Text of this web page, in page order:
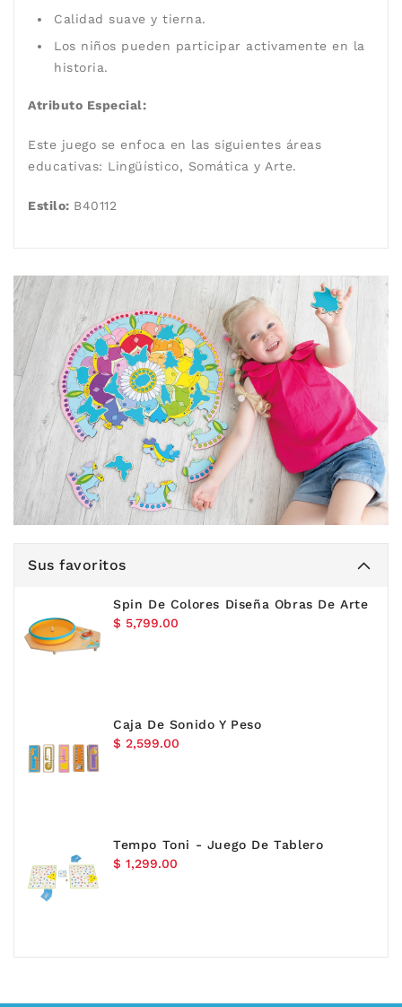
Sus favoritos
Spin De Colores Diseña Obras De Arte
Precio
$ 5,799.00
Caja De Sonido Y Peso
Precio
$ 2,599.00
Tempo Toni - Juego De Tablero
Precio
$ 1,299.00
Calidad suave y tierna.
Los niños pueden participar activamente en la
historia.
Atributo Especial:
Este juego se enfoca en las siguientes áreas
educativas: Lingüístico, Somática y Arte.
Estilo: B40112